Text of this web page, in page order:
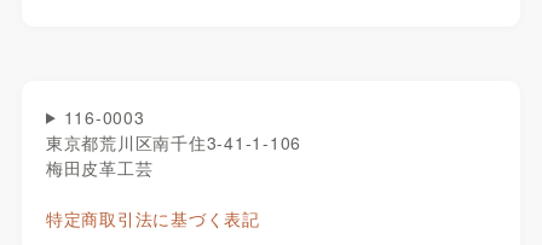
116-0003
東京都荒川区南千住3-41-1-106
梅田皮革工芸
特定商取引法に基づく表記